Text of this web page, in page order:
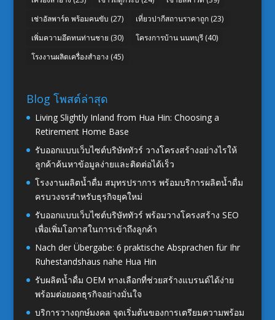
เช่าอัลพาร์ด พร้อมคนขับ (27) เที่ยวปากีสถานราคาถูก(23)
เพิ่มความอึดทนท่านชาย (30) โครงการบ้าน นนทบุรี(40)
โรงงานผลิตเครื่องสำอาง (45)
Blog โพสต์ล่าสุด
Living Slightly Inland from Hua Hin: Choosing a
Retirement Home Base
รับออกแบบเว็บไซต์บริษัททัวร์ วางโครงสร้างอย่างไรให้
ลูกค้าค้นหาข้อมูลง่ายและติดต่อได้เร็ว
โรงงานผลิตน้ำดื่ม สมุทรปราการ พร้อมบริการผลิตน้ำดื่ม
ครบวงจรสำหรับธุรกิจยุคใหม่
รับออกแบบเว็บไซต์บริษัททัวร์ พร้อมวางโครงสร้าง SEO
เพื่อเพิ่มโอกาสในการเข้าถึงลูกค้า
Nach der Übergabe: 6 praktische Absprachen für Ihr
Ruhestandshaus nahe Hua Hin
รับผลิตน้ำดื่ม OEM ทางเลือกที่ช่วยสร้างแบรนด์ได้ง่าย
พร้อมต่อยอดธุรกิจอย่างมั่นใจ
บริการวางฤกษ์มงคล จุดเริ่มต้นของการเตรียมความพร้อม